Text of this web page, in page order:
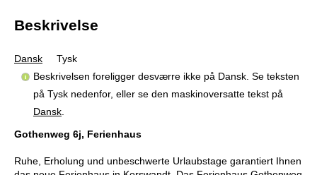
Beskrivelse
Dansk
Tysk
Beskrivelsen foreligger desværre ikke på Dansk. Se teksten
på Tysk nedenfor, eller se den maskinoversatte tekst på
Dansk
Gothenweg 6j, Ferienhaus
Ruhe, Erholung und unbeschwerte Urlaubstage garantiert Ihnen